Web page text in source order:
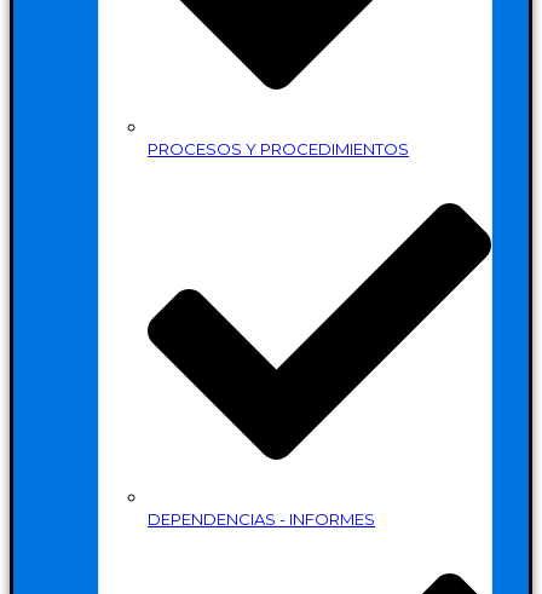
PROCESOS Y PROCEDIMIENTOS
DEPENDENCIAS - INFORMES